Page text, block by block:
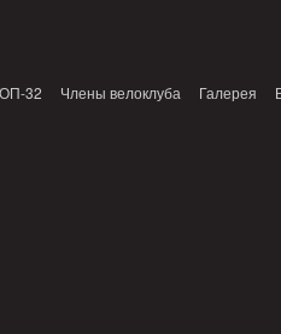
32 Члены велоклуба Галерея